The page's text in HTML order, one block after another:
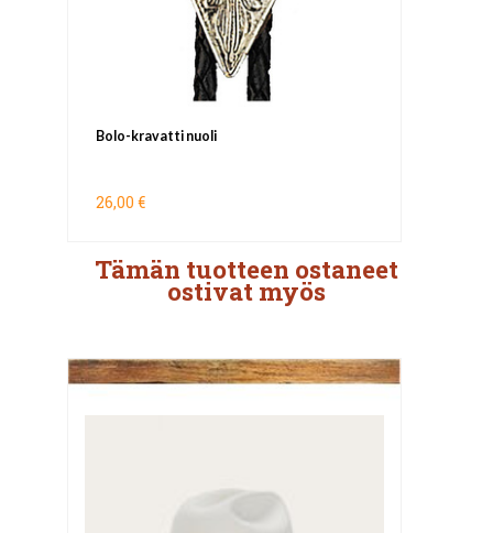
Bolo-kravatti nuoli
26,00 €
Tämän tuotteen ostaneet
ostivat myös